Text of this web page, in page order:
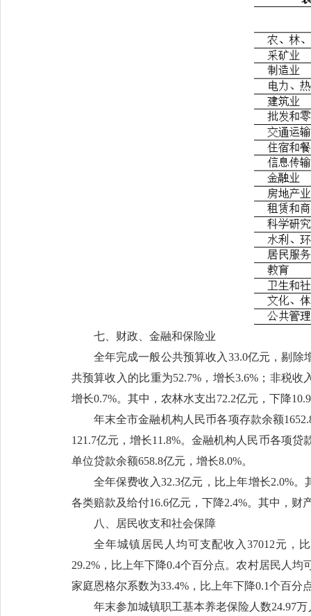
七、财政、金融和保险业
全年完成一般公共预算收入33.0亿元，剔
共预算收入的比重为52.7%，增长3.6%；非税
增长0.7%。其中，农林水支出72.2亿元，下降
年末全市金融机构人民币各项存款余额
121.7亿元，增长11.8%。金融机构人民币各项
单位贷款余额658.8亿元，增长8.0%。
全年保费收入32.3亿元，比上年增长2.0%
各类赔款及给付16.6亿元，下降2.4%。其中，财
八、居民收支和社会保障
全年城镇居民人均可支配收入37012元，
29.2%，比上年下降0.4个百分点。农村居民人均
家庭恩格尔系数为33.4%，比上年下降0.1个百分
年末参加城镇职工基本养老保险人数24.97